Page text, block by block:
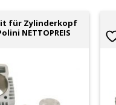
für Zylinderkopf
NETTOPREIS